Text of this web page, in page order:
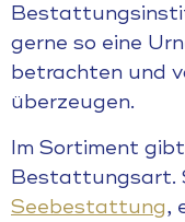
gerne so eine
betrachten und
überzeugen.
Im Sortiment
Bestattungsart.
Seebestattung,